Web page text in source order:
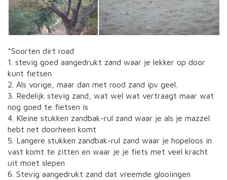
*Soorten dirt road
1. stevig goed aangedrukt zand waar je lekker op door
kunt fietsen
2. Als vorige, maar dan met rood zand ipv geel.
3. Redelijk stevig zand, wat wel wat vertraagt maar wat
nog goed te fietsen is
4. Kleine stukken zandbak-rul zand waar je als je mazzel
hebt net doorheen komt
5. Langere stukken zandbak-rul zand waar je hopeloos in
vast komt te zitten en waar je je fiets met veel kracht
uit moet slepen
6. Stevig aangedrukt zand dat vreemde glooiingen